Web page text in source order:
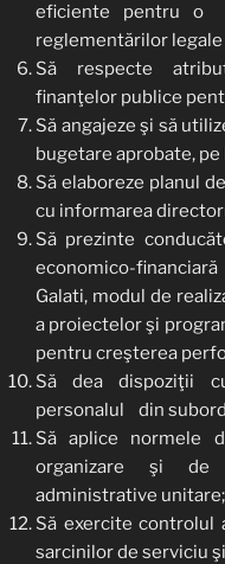
eficiente pentru o
reglementărilor legale
Să respecte
finanţelor publice
Să angajeze şi să
bugetare aprobate,
Să elaboreze planul
cu informarea
Să prezinte
economico-
Galati, modul de
a proiectelor şi
pentru creşterea
Să dea dispoziţii
personalul din
Să aplice normele
organizare şi de
administrative unitare;
Să exercite controlul
sarcinilor de serviciu